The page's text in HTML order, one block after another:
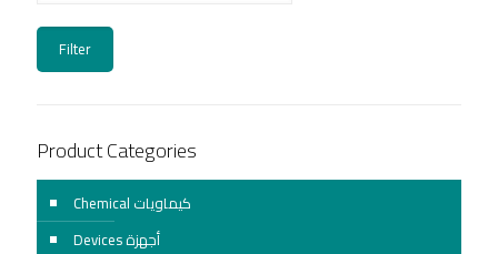
Filter
Product Categories
Chemical كيماويات
Devices أجهزة